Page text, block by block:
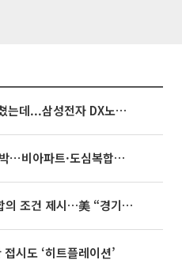
3445억 자사주 지급 마쳤는데...삼성전자 DX노조, 뒤늦은 '떼쓰기 집회'
영끌 '주택공급' 대책 임박⋯비아파트·도심복합까지 총동원
이란, 미국에 호르무즈 합의 조건 제시…美 “경기 아직 안 끝나” [종합]
시도 ‘히트플레이션’